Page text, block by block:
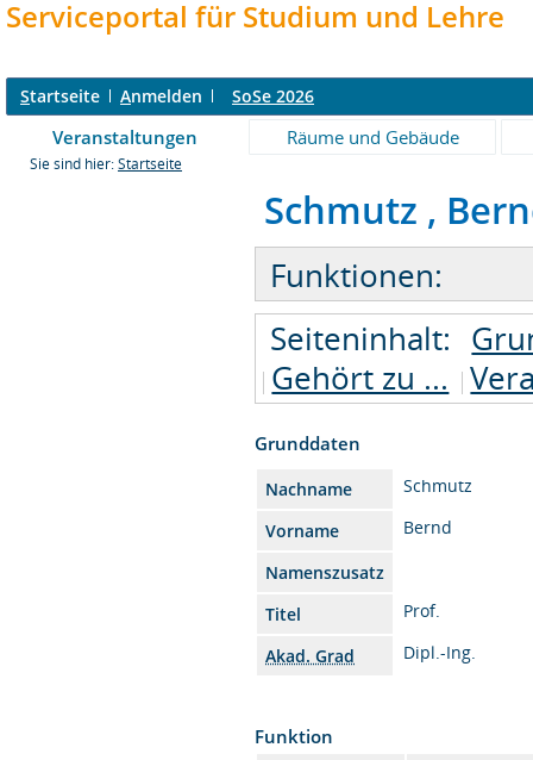
Serviceportal für Studium und Lehre
Startseite Anmelden SoSe 2026
Veranstaltungen Räume und Gebäude
Sie sind hier: Startseite
Schmutz ,
Funktionen:
Seiteninhalt:
Gehört zu ...
Grunddaten
Nachname
Schmutz
Vorname
Bernd
Namenszusatz
Titel
Prof.
Akad. Grad
Dipl.-Ing.
Funktion